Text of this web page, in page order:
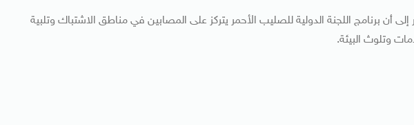
أن برنامج اللجنة الدولية للصليب الأحمر يتركز على المصابين في مناطق الاشتباك وتلبية
وتلوث البيئة.